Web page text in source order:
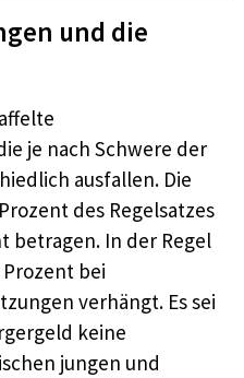
und die
je nach Schwere der
ausfallen. Die
des Regelsatzes
betragen. In der Regel
bei
verhängt. Es sei
keine
jungen und